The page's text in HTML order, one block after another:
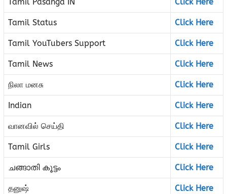
Tamil Status Click Here
Tamil YouTubers Support Click Here
Tamil News Click Here
நிலா மனசு Click Here
Indian Click Here
வானவில் செய்தி Click Here
Tamil Girls Click Here
ചങ്ങാതി കൂട്ടം Click Here
தனுஷ் Click Here